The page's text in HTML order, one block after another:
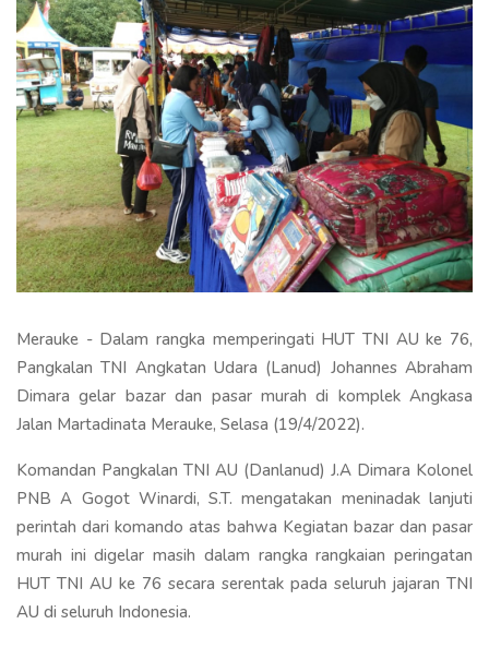
Merauke - Dalam rangka memperingati HUT TNI AU ke 76,
Pangkalan TNI Angkatan Udara (Lanud) Johannes Abraham
Dimara gelar bazar dan pasar murah di komplek Angkasa
Jalan Martadinata Merauke, Selasa (19/4/2022).
Komandan Pangkalan TNI AU (Danlanud) J.A Dimara Kolonel
PNB A Gogot Winardi, S.T. mengatakan meninadak lanjuti
perintah dari komando atas bahwa Kegiatan bazar dan pasar
murah ini digelar masih dalam rangka rangkaian peringatan
HUT TNI AU ke 76 secara serentak pada seluruh jajaran TNI
AU di seluruh Indonesia.